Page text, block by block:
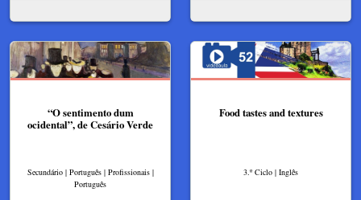
“O sentimento dum
ocidental”, de Cesário Verde
Secundário | Português | Profissionais |
Português
Food tastes and textures
3.º Ciclo | Inglês